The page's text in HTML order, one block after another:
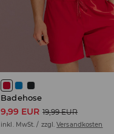
Badehose
9,99 EUR 19,99 EUR
inkl. MwSt. / zzgl.Versandkosten